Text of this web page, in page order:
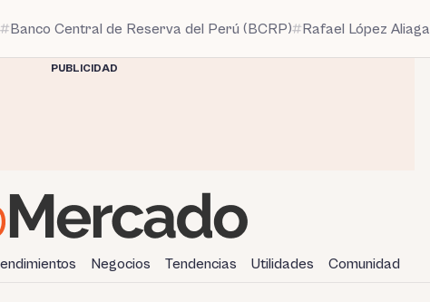
Banco Central de Reserva del Perú (BCRP) Rafael López Aliaga
PUBLICIDAD
Negocios Tendencias Utilidades Comunidad